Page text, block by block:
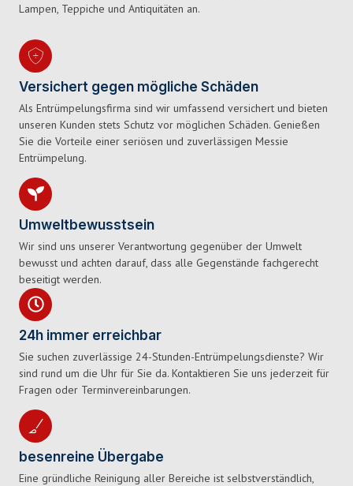
Lampen, Teppiche und Antiquitäten an.
Versichert gegen mögliche Schäden
Als Entrümpelungsfirma sind wir umfassend versichert und bieten
unseren Kunden stets Schutz vor möglichen Schäden. Genießen
Sie die Vorteile einer seriösen und zuverlässigen Messie
Entrümpelung.
Umweltbewusstsein
Wir sind uns unserer Verantwortung gegenüber der Umwelt
bewusst und achten darauf, dass alle Gegenstände fachgerecht
beseitigt werden.
24h immer erreichbar
Sie suchen zuverlässige 24-Stunden-Entrümpelungsdienste? Wir
sind rund um die Uhr für Sie da. Kontaktieren Sie uns jederzeit für
Fragen oder Terminvereinbarungen.
besenreine Übergabe
Eine gründliche Reinigung aller Bereiche ist selbstverständlich,